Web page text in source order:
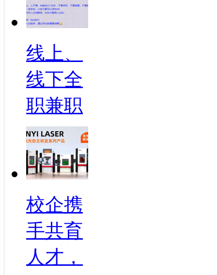
线上、
线下全
职兼职
校企携
手共育
人才，